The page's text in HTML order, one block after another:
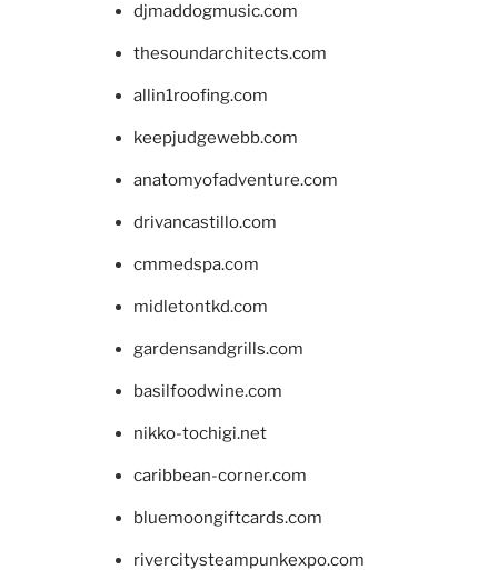
djmaddogmusic.com
thesoundarchitects.com
allin1roofing.com
keepjudgewebb.com
anatomyofadventure.com
drivancastillo.com
cmmedspa.com
midletontkd.com
gardensandgrills.com
basilfoodwine.com
nikko-tochigi.net
caribbean-corner.com
bluemoongiftcards.com
rivercitysteampunkexpo.com